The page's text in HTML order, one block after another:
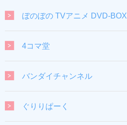
ぼのぼの TVアニメ DVD-BOX
4コマ堂
バンダイチャンネル
ぐりりぱーく